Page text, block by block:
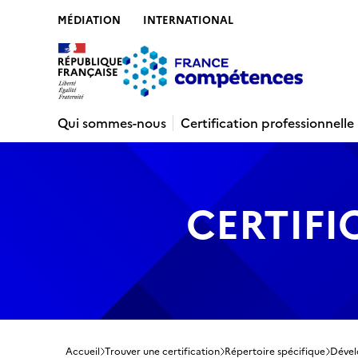
MÉDIATION INTERNATIONAL
Qui sommes-nous
Certification professionnelle
Accueil Trouver une certification Répertoire spécifique